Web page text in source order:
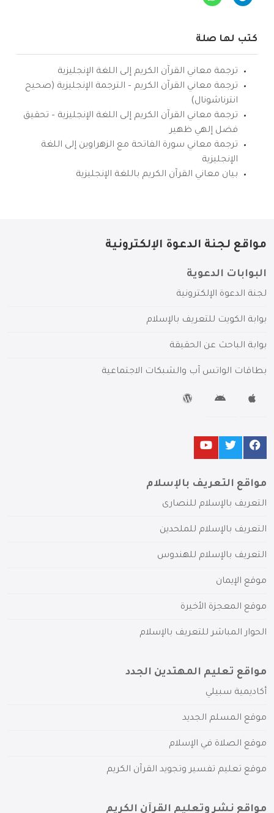
كتب لها صلة
ترجمة معاني القرآن الكريم إلى اللغة الإنجليزية
ترجمة معاني القرآن الكريم – الترجمة الإنجليزية (صحيح
انترناشونال)
ترجمة معاني القرآن الكريم إلى اللغة الإنجليزية – تحقيق
فضل إلهي ظهير
ترجمة معاني سورة الفاتحة مع الزهراوين إلى اللغة
الإنجليزية
بيان معاني القرآن الكريم باللغة الإنجليزية
مواقع لجنة الدعوة الإلكترونية
البوابات الدعوية
لجنة الدعوة الإلكترونية
بوابة الكويت للتعريف بالإسلام
بوابة الباحث عن الحقيقة
بطاقات الواتس آب والشبكات الاجتماعية
مواقع التعريف بالإسلام
التعريف بالإسلام للنصارى
التعريف بالإسلام للملحدين
التعريف بالإسلام للهندوس
موقع الإيمان
موقع المعجزة الأخيرة
الحوار المباشر للتعريف بالإسلام
مواقع تعليم المهتدين الجدد
أكاديمية سبيلي
موقع المسلم الجديد
موقع الصلاة في الإسلام
موقع تعليم تفسير وتجويد القرآن الكريم
مواقع نشر وتعليم القرآن الكريم